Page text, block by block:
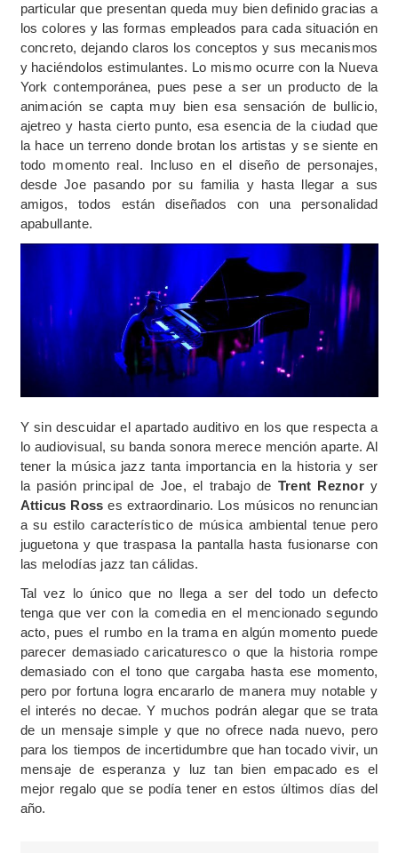
particular que presentan queda muy bien definido gracias a
los colores y las formas empleados para cada situación en
concreto, dejando claros los conceptos y sus mecanismos
y haciéndolos estimulantes. Lo mismo ocurre con la Nueva
York contemporánea, pues pese a ser un producto de la
animación se capta muy bien esa sensación de bullicio,
ajetreo y hasta cierto punto, esa esencia de la ciudad que
la hace un terreno donde brotan los artistas y se siente en
todo momento real. Incluso en el diseño de personajes,
desde Joe pasando por su familia y hasta llegar a sus
amigos, todos están diseñados con una personalidad
apabullante.
Y sin descuidar el apartado auditivo en los que respecta a
lo audiovisual, su banda sonora merece mención aparte. Al
tener la música jazz tanta importancia en la historia y ser
la pasión principal de Joe, el trabajo de Trent Reznor y
Atticus Ross es extraordinario. Los músicos no renuncian
a su estilo característico de música ambiental tenue pero
juguetona y que traspasa la pantalla hasta fusionarse con
las melodías jazz tan cálidas.
Tal vez lo único que no llega a ser del todo un defecto
tenga que ver con la comedia en el mencionado segundo
acto, pues el rumbo en la trama en algún momento puede
parecer demasiado caricaturesco o que la historia rompe
demasiado con el tono que cargaba hasta ese momento,
pero por fortuna logra encararlo de manera muy notable y
el interés no decae. Y muchos podrán alegar que se trata
de un mensaje simple y que no ofrece nada nuevo, pero
para los tiempos de incertidumbre que han tocado vivir, un
mensaje de esperanza y luz tan bien empacado es el
mejor regalo que se podía tener en estos últimos días del
año.